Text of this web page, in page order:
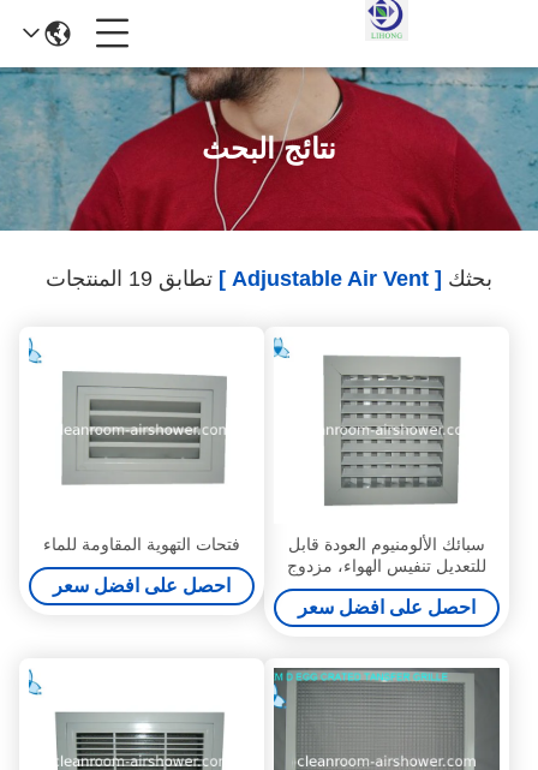
نتائج البحث
بحثك [ Adjustable Air Vent ] تطابق 19 المنتجات
سبائك الألومنيوم العودة قابل
للتعديل تنفيس الهواء، مزدوج
انحراف الهواء مصبع
احصل على افضل سعر
فتحات التهوية المقاومة للماء
احصل على افضل سعر